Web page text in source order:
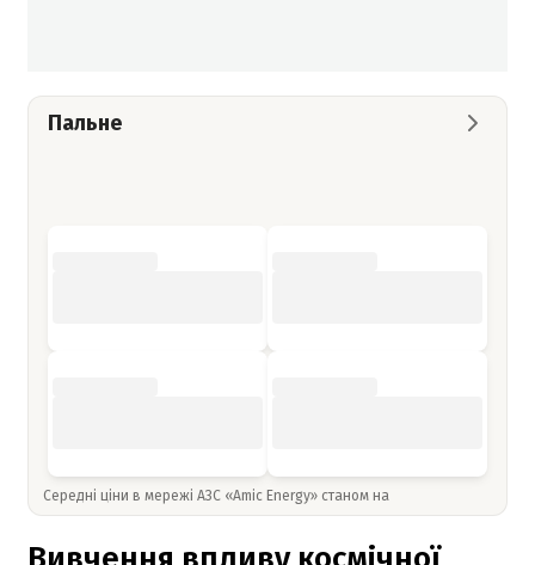
Пальне
Середні ціни в мережі АЗС «Amic Energy» станом на